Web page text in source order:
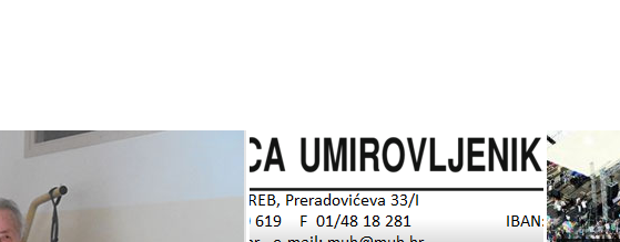
sreća Stare Tražim skrb
Umirovljenici - suradnici
Vrtlarstvo Zdravlje